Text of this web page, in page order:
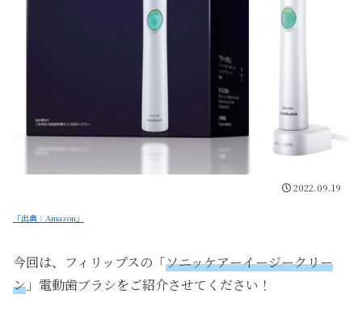
2022.09.19
「出典：Amazon」
今回は、フィリップスの「ソニッケアーイージークリー
ン 」電動歯ブラシをご紹介させてください！